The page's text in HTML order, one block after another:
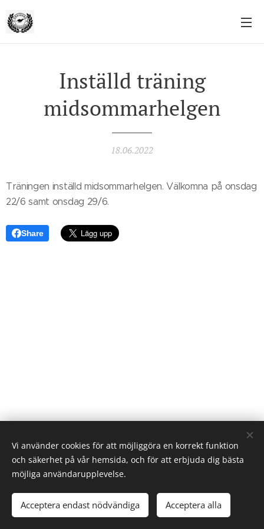
Inställd träning
midsommarhelgen
18.06.2022
Träningen inställd midsommarhelgen. Välkomna på onsdag
22/6 samt onsdag 29/6.
Share
© Västerås hundkapplöpningsällskap
Skapad medWebnode Cookies
Vi använder cookies för att möjliggöra en korrekt funktion
och säkerhet på vår hemsida, och för att erbjuda dig bästa
möjliga användarupplevelse.
Acceptera endast nödvändiga Acceptera alla